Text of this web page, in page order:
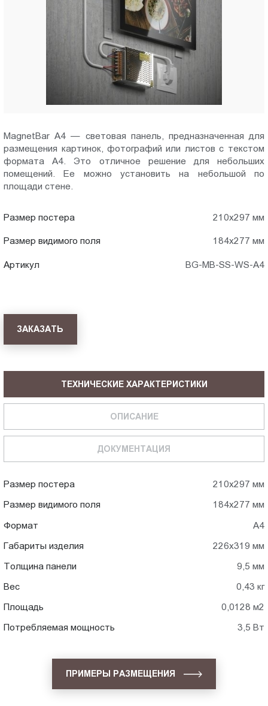
Петрозаводске
MagnetBar A4 — световая панель, предназначенная для
размещения картинок, фотографий или листов с текстом
формата А4. Это отличное решение для небольших
помещений. Ее можно установить на небольшой по
площади стене.
Размер постера 210х297 мм
Размер видимого поля 184х277 мм
Артикул BG-MB-SS-WS-A4
ЗАКАЗАТЬ
ТЕХНИЧЕСКИЕ ХАРАКТЕРИСТИКИ
ОПИСАНИЕ
ДОКУМЕНТАЦИЯ
Размер постера 210х297 мм
Размер видимого поля 184х277 мм
Формат А4
Габариты изделия 226x319 мм
Толщина панели 9,5 мм
Вес 0,43 кг
Площадь 0,0128 м2
Потребляемая мощность 3,5 Вт
ПРИМЕРЫ РАЗМЕЩЕНИЯ